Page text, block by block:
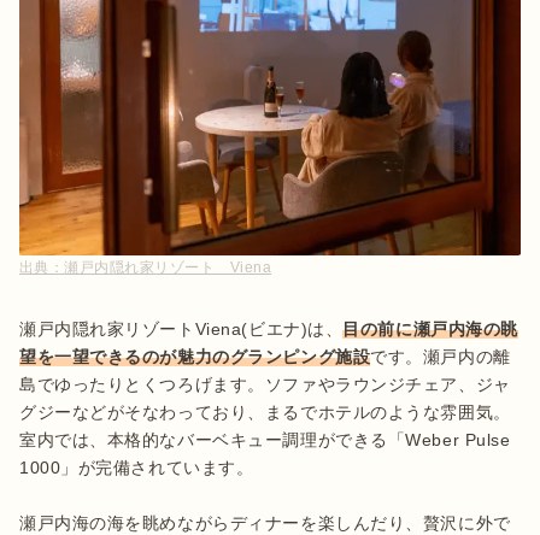
出典：瀬戸内隠れ家リゾート Viena
瀬戸内隠れ家リゾートViena(ビエナ)は、目の前に瀬戸内海の眺
望を一望できるのが魅力のグランピング施設です。瀬戸内の離
島でゆったりとくつろげます。ソファやラウンジチェア、ジャ
グジーなどがそなわっており、まるでホテルのような雰囲気。
室内では、本格的なバーベキュー調理ができる「Weber Pulse
1000」が完備されています。
瀬戸内海の海を眺めながらディナーを楽しんだり、贅沢に外で